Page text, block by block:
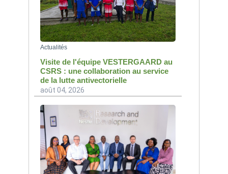
Actualités
Visite de l'équipe VESTERGAARD au
CSRS : une collaboration au service
de la lutte antivectorielle
août 04, 2026